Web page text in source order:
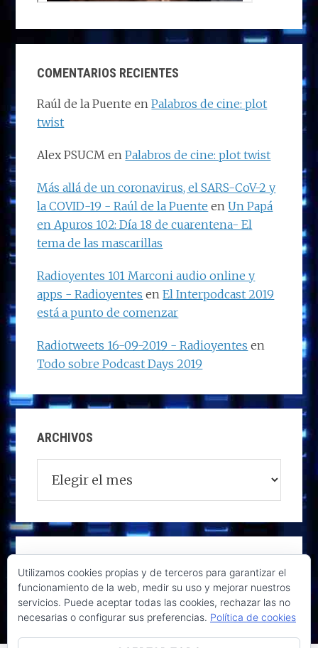
COMENTARIOS RECIENTES
Raúl de la Puente enPalabros de cine: plot
twist
Alex PSUCM enPalabros de cine: plot twist
Más allá de un coronavirus, el SARS-CoV-2 y
la COVID-19 - Raúl de la Puente enUn Papá
en Apuros 102: Día 18 de cuarentena- El
tema de las mascarillas
Radioyentes 101 Marconi audio online y
apps - Radioyentes enEl Interpodcast 2019
está a punto de comenzar
Radiotweets 16-09-2019 - Radioyentes en
Todo sobre Podcast Days 2019
ARCHIVOS
Utilizamos cookies propias y de terceros para garantizar el
funcionamiento de la web, medir su uso y mejorar nuestros
servicios. Puede aceptar todas las cookies, rechazar las no
necesarias o configurar sus preferencias. Política de cookies